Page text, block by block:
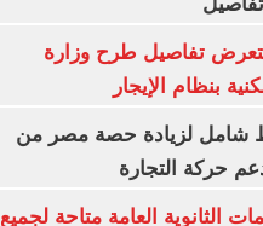
تفاصيل طرح وزارة
بنظام الإيجار
شامل لزيادة حصة مصر من
حركة التجارة
الثانوية العامة متاحة لجميع